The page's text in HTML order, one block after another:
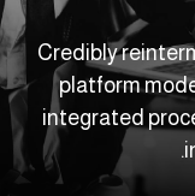
Credibly
platform
integrated